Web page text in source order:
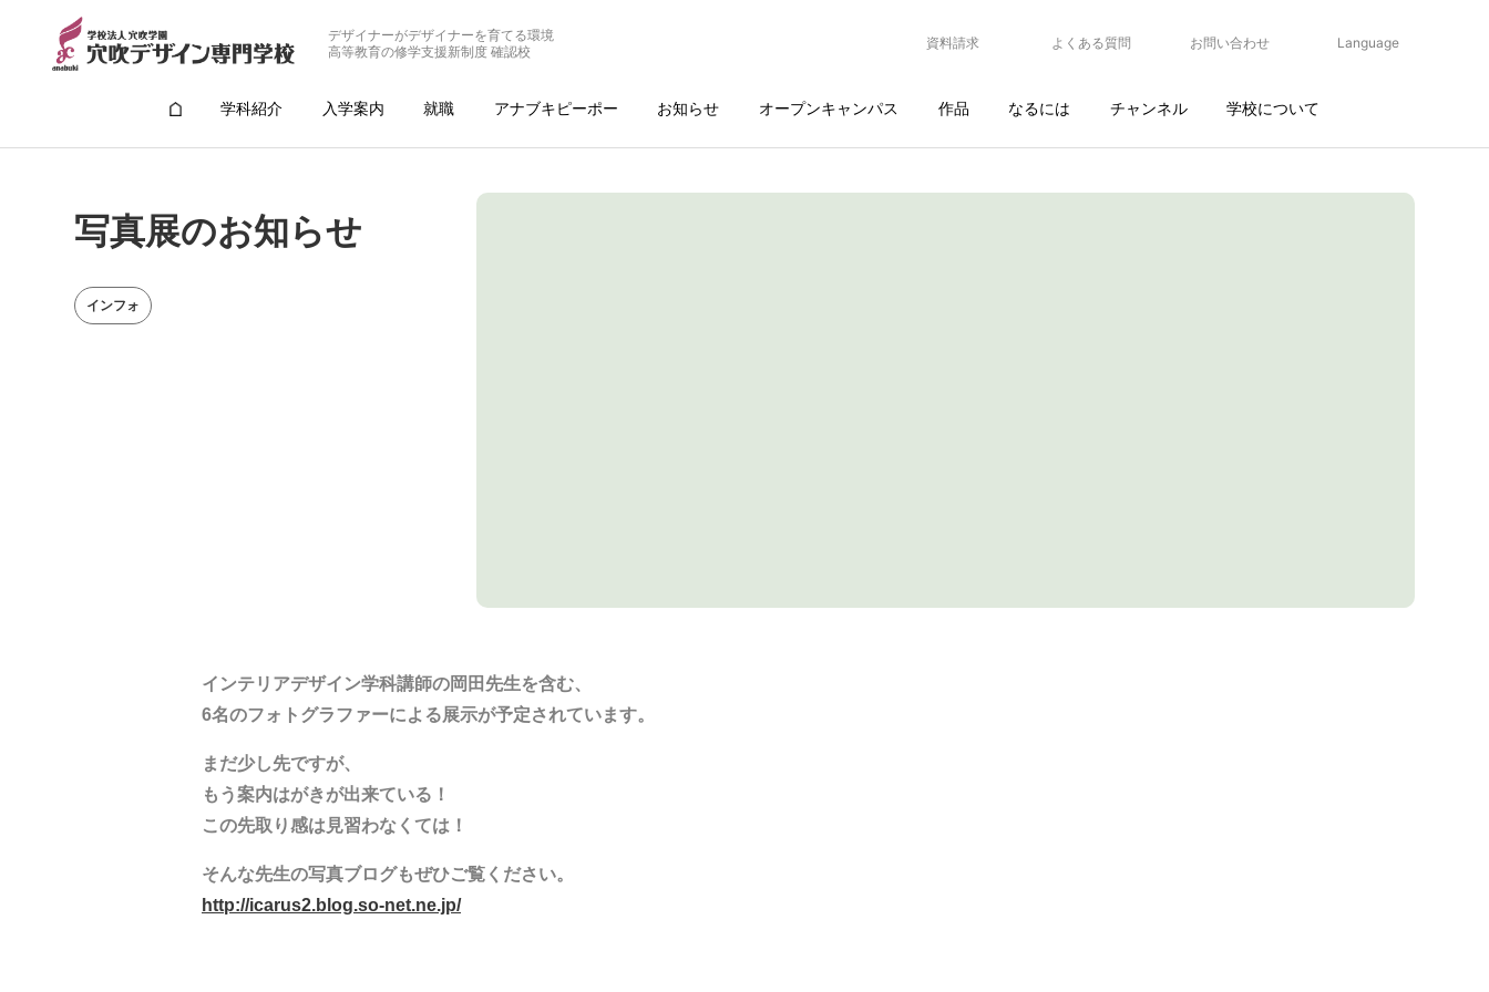
デザイナーがデザイナーを育てる環境
高等教育の修学支援新制度 確認校
資料請求 よくある質問 お問い合わせ Language
学科紹介 入学案内 就職 アナブキピーポー お知らせ オープンキャンパス 作品 なるには チャンネル 学校について
写真展のお知らせ
インフォ
インテリアデザイン学科講師の岡田先生を含む、
6名のフォトグラファーによる展示が予定されています。
まだ少し先ですが、
もう案内はがきが出来ている！
この先取り感は見習わなくては！
そんな先生の写真ブログもぜひご覧ください。
http://icarus2.blog.so-net.ne.jp/